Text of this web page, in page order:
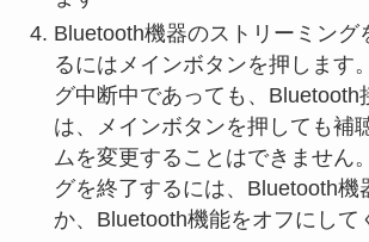
Bluetooth機器のストリーミング
るにはメインボタンを押します
グ中断中であっても、Bluetooth
は、メインボタンを押しても補
ムを変更することはできません
グを終了するには、Bluetooth機
か、Bluetooth機能をオフにして